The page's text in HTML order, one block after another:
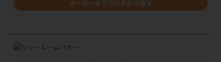
メーカー＆ブランドから探す